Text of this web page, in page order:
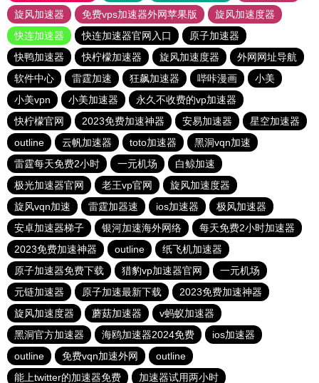
旋风加速器
免费vps加速器外网苹果版
旋风加速度器
快连加速器
快连加速器官网入口
原子加速器
快鸭加速器
快柠檬加速器 旋风加速度器
外网网址导航
软件中心
雷霆加速 狂飙加速器 哔咔漫画
小美
小美vpn
小美加速器
永久不收费的vp加速器
快柠檬官网
2023免费加速神器 安易加速器
星空加速器
outline
云帆加速器 toto加速器
黑洞vqn加速
雷霆每天免费2小时
一元机场
白鲸加速
极光加速器官网
老王vp官网
旋风加速度器
旋风vqn加速
雷霆加器速 ios加速器
极风加速器
安卓加速器梯子
银河加速海外网络
每天免费2小时加速器
2023免费加速神器
outline
纸飞机加速器
原子加速器免费下载
猎豹vp加速器官网
一元机场
元链加速器
原子加速最新下载
2023免费加速神器
旋风加速度器
蘑菇加速器
v蚂蚁加速器
黑洞官方加速器
海鸥加速器2024免费
ios加速器
outline
免费vqn加速外网
outline
能上twitter的加速器免费
加速器试用两小时